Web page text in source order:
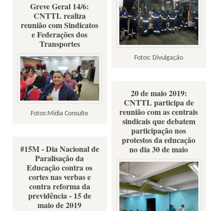
Fotos: Divulgação
Greve Geral 14/6:
CNTTL realiza
reunião com Sindicatos
e Federações dos
Transportes
Fotos:Mídia Consulte
20 de maio 2019:
CNTTL participa de
reunião com as centrais
sindicais que debatem
participação nos
protestos da educação
no dia 30 de maio
#15M - Dia Nacional de
Paralisação da
Educação contra os
cortes nas verbas e
contra reforma da
previdência - 15 de
maio de 2019